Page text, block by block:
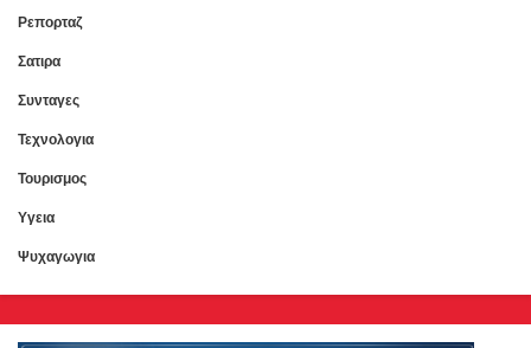
Ρεπορταζ
Σατιρα
Συνταγες
Τεχνολογια
Τουρισμος
Υγεια
Ψυχαγωγια